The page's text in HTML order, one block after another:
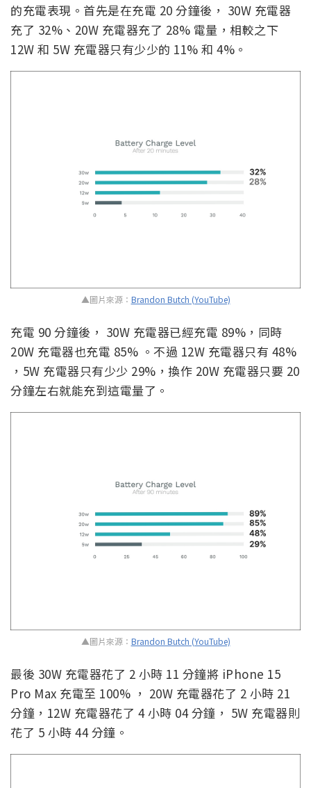
的充電表現。首先是在充電 20 分鐘後， 30W 充電器
充了 32%、20W 充電器充了 28% 電量，相較之下
12W 和 5W 充電器只有少少的 11% 和 4%。
▲圖片來源： Brandon Butch (YouTube)
充電 90 分鐘後， 30W 充電器已經充電 89%，同時
20W 充電器也充電 85% 。不過 12W 充電器只有 48%
，5W 充電器只有少少 29%，換作 20W 充電器只要 20
分鐘左右就能充到這電量了。
▲圖片來源： Brandon Butch (YouTube)
最後 30W 充電器花了 2 小時 11 分鐘將 iPhone 15
Pro Max 充電至 100% ， 20W 充電器花了 2 小時 21
分鐘，12W 充電器花了 4 小時 04 分鐘， 5W 充電器則
花了 5 小時 44 分鐘。